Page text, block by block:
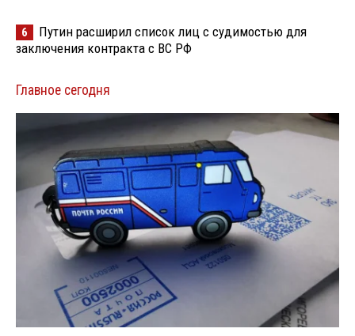
6
Путин расширил список лиц с судимостью для
заключения контракта с ВС РФ
Главное сегодня